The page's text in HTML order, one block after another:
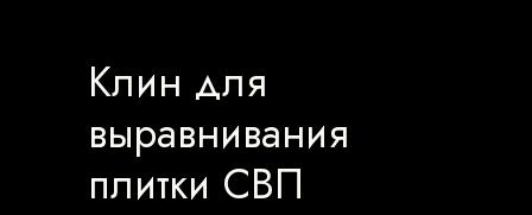
Клин для
выравнивания
плитки СВП